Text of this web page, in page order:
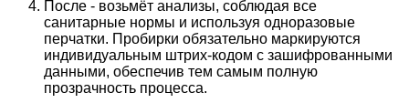
После - возьмёт анализы, соблюдая все
санитарные нормы и используя одноразовые
перчатки. Пробирки обязательно маркируются
индивидуальным штрих-кодом с зашифрованными
данными, обеспечив тем самым полную
прозрачность процесса.